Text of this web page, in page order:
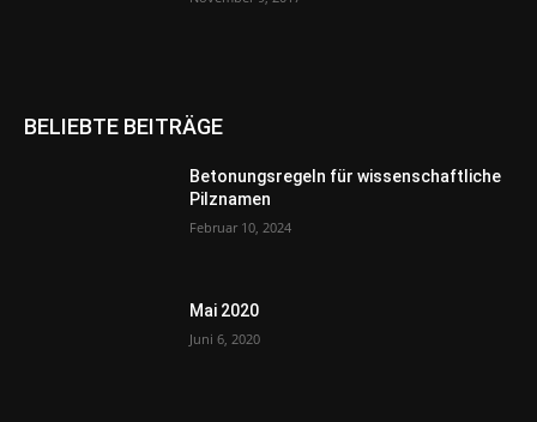
BELIEBTE BEITRÄGE
Betonungsregeln für wissenschaftliche
Pilznamen
Februar 10, 2024
Mai 2020
Juni 6, 2020